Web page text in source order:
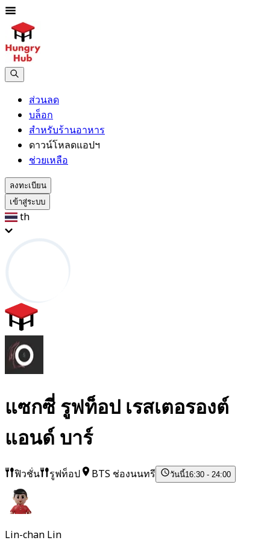
ส่วนลด
บล็อก
สำหรับร้านอาหาร
ดาวน์โหลดแอปฯ
ช่วยเหลือ
ลงทะเบียน
เข้าสู่ระบบ
th
แซกซี่ รูฟท็อป เรสเตอรองต์
แอนด์ บาร์
ฟิวชั่น รูฟท็อป BTS ช่องนนทรี วันนี้16:30 - 24:00
Lin-chan Lin